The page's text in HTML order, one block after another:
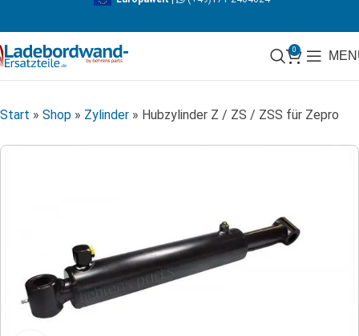
0
Start » Shop » Zylinder » Hubzylinder Z / ZS / ZSS für Zepro